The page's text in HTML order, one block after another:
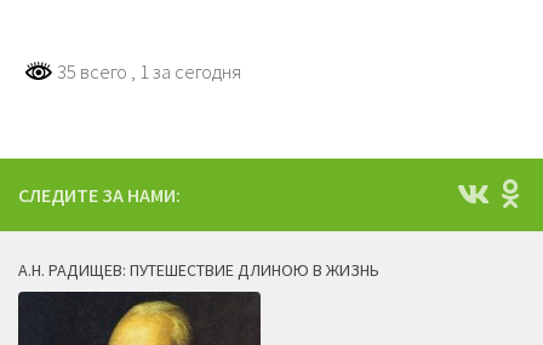
35 всего , 1 за сегодня
СЛЕДИТЕ ЗА НАМИ:
А.Н. РАДИЩЕВ: ПУТЕШЕСТВИЕ ДЛИНОЮ В ЖИЗНЬ